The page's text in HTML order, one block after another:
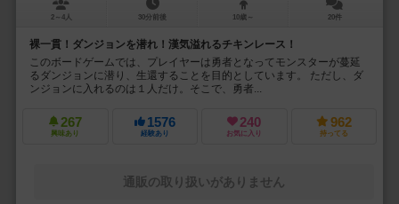
2～4人 30分前後 10歳～ 20件
裸一貫！ダンジョンを潜れ！漢気溢れるチキンレース！
このボードゲームでは、プレイヤーは勇者となってモンスターが蔓延
るダンジョンに潜り、生還することを目的としています。 ただし、ダ
ンジョンに入れるのは１人だけ。そこで、勇者...
267
興味あり
1576
経験あり
240
お気に入り
962
持ってる
通販の取り扱いがありません